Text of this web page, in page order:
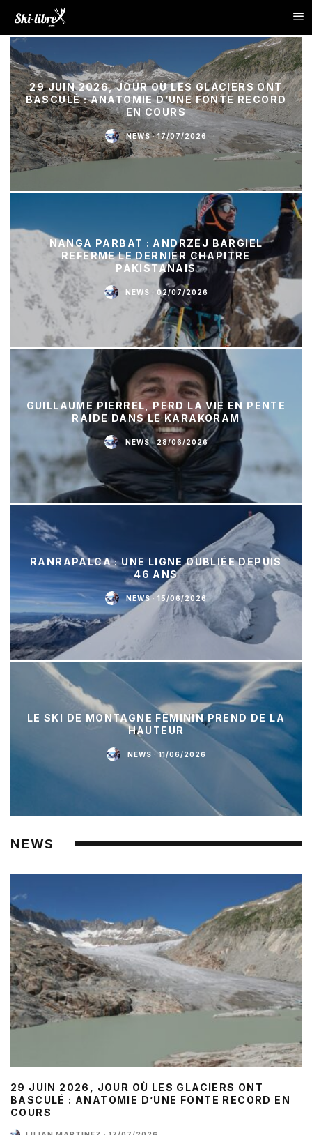
29 JUIN 2026, JOUR OÙ LES GLACIERS ONT
BASCULÉ : ANATOMIE D’UNE FONTE RECORD
EN COURS
NEWS · 17/07/2026
NANGA PARBAT : ANDRZEJ BARGIEL
REFERME LE DERNIER CHAPITRE
PAKISTANAIS
NEWS · 02/07/2026
GUILLAUME PIERREL, PERD LA VIE EN PENTE
RAIDE DANS LE KARAKORAM
NEWS · 28/06/2026
RANRAPALCA : UNE LIGNE OUBLIÉE DEPUIS
46 ANS
NEWS · 15/06/2026
LE SKI DE MONTAGNE FÉMININ PREND DE LA
HAUTEUR
NEWS · 11/06/2026
NEWS
29 JUIN 2026, JOUR OÙ LES GLACIERS ONT
BASCULÉ : ANATOMIE D’UNE FONTE RECORD EN
COURS